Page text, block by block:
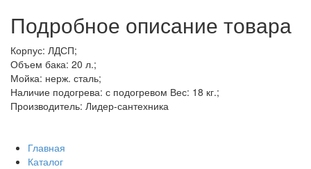
Подробное описание товара
Корпус: ЛДСП;
Объем бака: 20 л.;
Мойка: нерж. сталь;
Наличие подогрева: с подогревом Вес: 18 кг.;
Производитель: Лидер-сантехника
Главная
Каталог